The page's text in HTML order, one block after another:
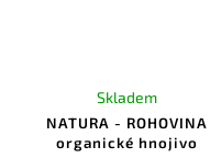
NATURA - ROHOVINA
organické hnojivo
Skladem